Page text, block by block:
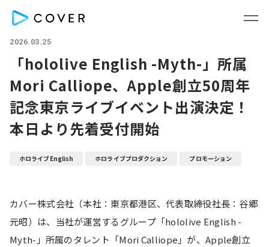
2026.03.25
「hololive English -Myth-」所属
Mori Calliope、Apple創立50周年
記念東京ライブイベント出演決定！
本日より先着受付開始
ホロライブEnglish ホロライブプロダクション プロモーション
カバー株式会社（本社：東京都港区、代表取締役社長：谷郷
元昭）は、当社が運営するグループ「hololive English -
Myth-」所属のタレント「Mori Calliope」が、Apple創立